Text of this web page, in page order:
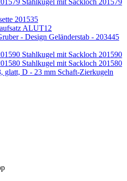
201535
ALUT12
Geländerstab - 203445
Stahlkugel mit Sackloch 201590
Stahlkugel mit Sackloch 201580
Schaft-Zierkugeln